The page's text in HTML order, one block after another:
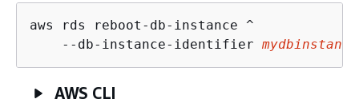
aws rds reboot-db-instance ^
    --db-instance-identifier
mydbinstance
AWS CLI